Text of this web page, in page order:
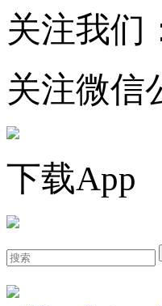
关注我们
关注微信
下载App